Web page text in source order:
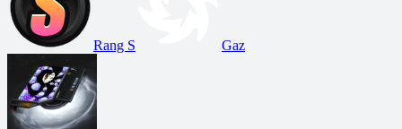
Rang S Gaz